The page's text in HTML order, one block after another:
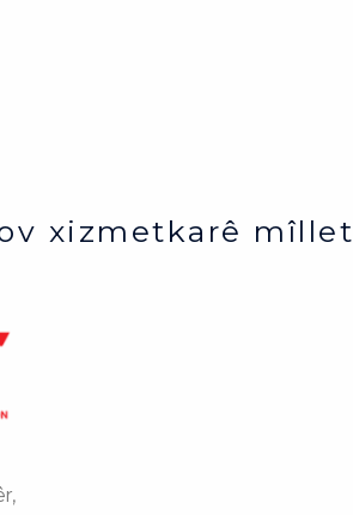
xizmetkarê